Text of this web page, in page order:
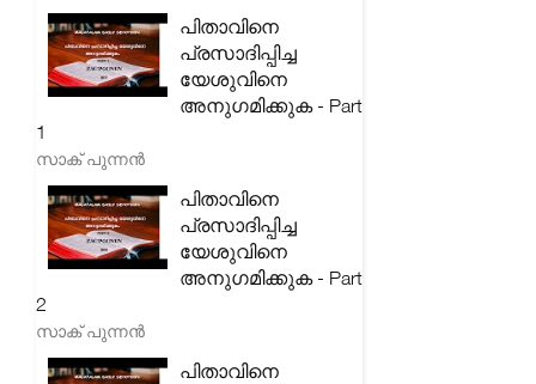
പിതാവിനെ
പ്രസാദിപ്പിച്ച
യേശുവിനെ
അനുഗമിക്കുക - Part
1
സാക് പുന്നൻ
പിതാവിനെ
പ്രസാദിപ്പിച്ച
യേശുവിനെ
അനുഗമിക്കുക - Part
2
സാക് പുന്നൻ
പിതാവിനെ